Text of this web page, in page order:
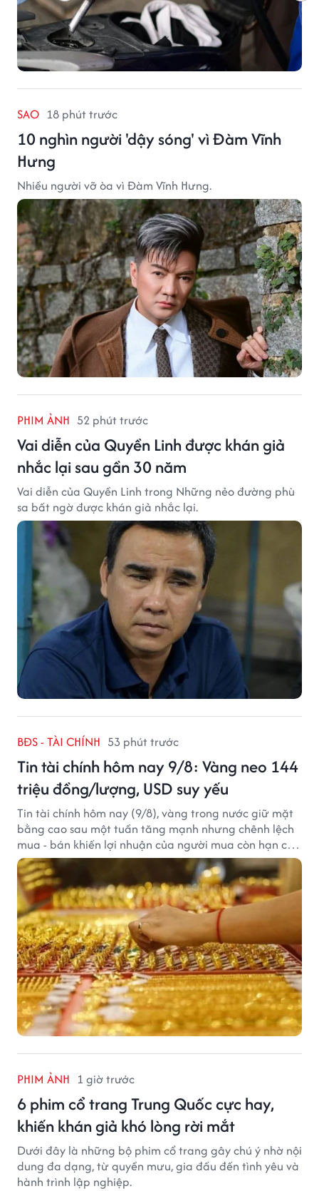
SAO 18 phút trước
10 nghìn người 'dậy sóng' vì Đàm Vĩnh
Hưng
Nhiều người vỡ òa vì Đàm Vĩnh Hưng.
PHIM ẢNH 52 phút trước
Vai diễn của Quyền Linh được khán giả
nhắc lại sau gần 30 năm
Vai diễn của Quyền Linh trong Những nẻo đường phù
sa bất ngờ được khán giả nhắc lại.
BĐS - TÀI CHÍNH 53 phút trước
Tin tài chính hôm nay 9/8: Vàng neo 144
triệu đồng/lượng, USD suy yếu
Tin tài chính hôm nay (9/8), vàng trong nước giữ mặt
bằng cao sau một tuần tăng mạnh nhưng chênh lệch
mua - bán khiến lợi nhuận của người mua còn hạn chế,
trong khi USD chịu sức ép sau dữ liệu việc làm Mỹ gây
thất vọng.
PHIM ẢNH 1 giờ trước
6 phim cổ trang Trung Quốc cực hay,
khiến khán giả khó lòng rời mắt
Dưới đây là những bộ phim cổ trang gây chú ý nhờ nội
dung đa dạng, từ quyền mưu, gia đấu đến tình yêu và
hành trình lập nghiệp.